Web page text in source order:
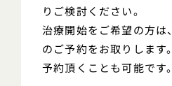
りご検討ください。
治療開始をご希望の方は
のご予約をお取りします
予約頂くことも可能です。